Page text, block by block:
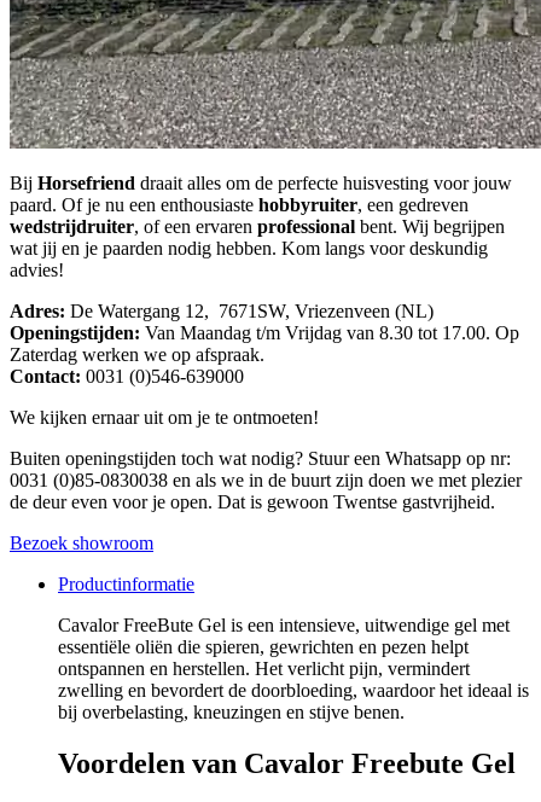
Bij Horsefriend draait alles om de perfecte huisvesting voor jouw
paard. Of je nu een enthousiaste hobbyruiter, een gedreven
wedstrijdruiter, of een ervaren professional bent. Wij begrijpen
wat jij en je paarden nodig hebben. Kom langs voor deskundig
advies!
Adres: De Watergang 12, 7671SW, Vriezenveen (NL)
Openingstijden: Van Maandag t/m Vrijdag van 8.30 tot 17.00. Op
Zaterdag werken we op afspraak.
Contact: 0031 (0)546-639000
We kijken ernaar uit om je te ontmoeten!
Buiten openingstijden toch wat nodig? Stuur een Whatsapp op nr:
0031 (0)85-0830038 en als we in de buurt zijn doen we met plezier
de deur even voor je open. Dat is gewoon Twentse gastvrijheid.
Bezoek showroom
Productinformatie
Cavalor FreeBute Gel is een intensieve, uitwendige gel met
essentiële oliën die spieren, gewrichten en pezen helpt
ontspannen en herstellen. Het verlicht pijn, vermindert
zwelling en bevordert de doorbloeding, waardoor het ideaal is
bij overbelasting, kneuzingen en stijve benen.
Voordelen van Cavalor Freebute Gel